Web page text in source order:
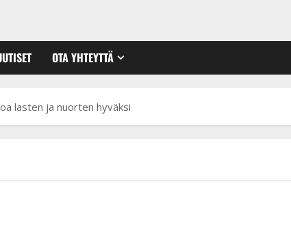
OTA YHTEYTTÄ
lasten ja nuorten hyväksi